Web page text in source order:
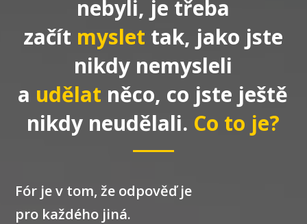
nebyli, je třeba
začít myslet tak, jako jste
nikdy nemysleli
a udělat něco, co jste ještě
nikdy neudělali. Co to je?
Fór je v tom, že odpověď je
pro každého jiná.